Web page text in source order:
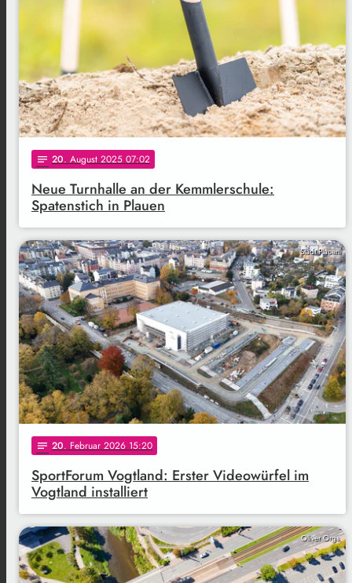
notes 20. August 2025 07:02
Neue Turnhalle an der Kemmlerschule:
Spatenstich in Plauen
Stadt Plauen
notes 20. Februar 2026 15:20
SportForum Vogtland: Erster Videowürfel im
Vogtland installiert
Oliver Orgs